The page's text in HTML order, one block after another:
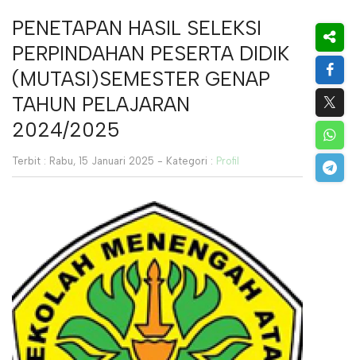
PENETAPAN HASIL SELEKSI
PERPINDAHAN PESERTA DIDIK
(MUTASI)SEMESTER GENAP
TAHUN PELAJARAN
2024/2025
Terbit : Rabu, 15 Januari 2025 - Kategori : Profil